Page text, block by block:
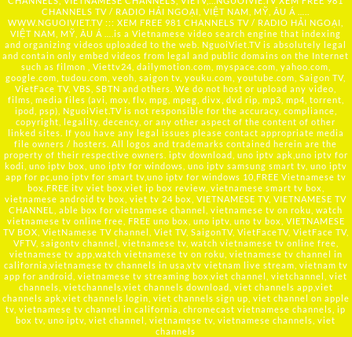
CHANNELS TV / RADIO HẢI NGOẠI, VIỆT NAM, MỸ, ÂU Á …..
WWW.NGUOIVIET.TV ::: XEM FREE 981 CHANNELS TV / RADIO HẢI NGOẠI,
VIỆT NAM, MỸ, ÂU Á ….is a Vietnamese video search engine that indexing
and organizing videos uploaded to the web. NguoiViet.TV is absolutely legal
and contain only embed videos from legal and public domains on the Internet
such as filmon , Viettv24, dailymotion.com, myspace.com, yahoo.com,
google.com, tudou.com, veoh, saigon tv, youku.com, youtube.com, Saigon TV,
VietFace TV, VBS, SBTN and others. We do not host or upload any video,
films, media files (avi, mov, flv, mpg, mpeg, divx, dvd rip, mp3, mp4, torrent,
ipod, psp), NguoiViet.TV is not responsible for the accuracy, compliance,
copyright, legality, decency, or any other aspect of the content of other
linked sites. If you have any legal issues please contact appropriate media
file owners / hosters. All logos and trademarks contained herein are the
property of their respective owners. iptv download, uno iptv apk,uno iptv for
kodi, uno iptv box, uno iptv for windows, uno iptv samsung smart tv, uno iptv
app for pc,uno iptv for smart tv,uno iptv for windows 10,FREE Vietnamese tv
box,FREE itv viet box,viet ip box review, vietnamese smart tv box,
vietnamese android tv box, viet tv 24 box, VIETNAMESE TV, VIETNAMESE TV
CHANNEL, able box for vietnamese channel, vietnamese tv on roku, watch
vietnamese tv online free, FREE uno box, uno iptv, uno tv box, VIETNAMESE
TV BOX, VietNamese TV channel, Viet TV, SaigonTV, VietFaceTV, VietFace TV,
VFTV, saigontv channel, vietnamese tv, watch vietnamese tv online free,
vietnamese tv app,watch vietnamese tv on roku, vietnamese tv channel in
california,vietnamese tv channels in usa,vtv vietnam live stream, vietnam tv
app for android, vietnamese tv streaming box,viet channel, vietchannel, viet
channels, vietchannels,viet channels download, viet channels app,viet
channels apk,viet channels login, viet channels sign up, viet channel on apple
tv, vietnamese tv channel in california, chromecast vietnamese channels, ip
box tv, uno iptv, viet channel, vietnamese tv, vietnamese channels, viet
channels